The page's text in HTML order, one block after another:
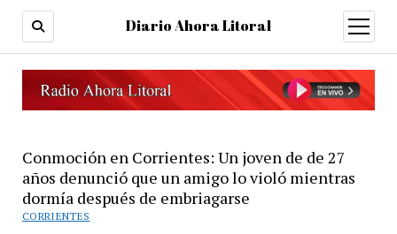
Diario Ahora Litoral
open
menu
Conmoción en Corrientes: Un joven de de 27
años denunció que un amigo lo violó mientras
dormía después de embriagarse
CORRIENTES